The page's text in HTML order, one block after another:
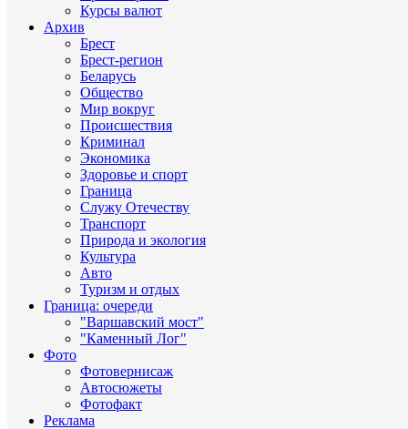
Курсы валют
Архив
Брест
Брест-регион
Беларусь
Общество
Мир вокруг
Происшествия
Криминал
Экономика
Здоровье и спорт
Граница
Служу Отечеству
Транспорт
Природа и экология
Культура
Авто
Туризм и отдых
Граница: очереди
"Варшавский мост"
"Каменный Лог"
Фото
Фотовернисаж
Автосюжеты
Фотофакт
Реклама